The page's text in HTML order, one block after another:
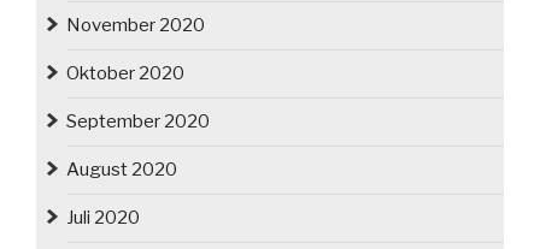
November 2020
Oktober 2020
September 2020
August 2020
Juli 2020